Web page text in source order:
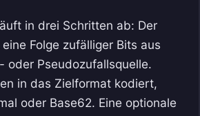
in drei Schritten ab: Der
Folge zufälliger Bits aus
oder Pseudozufallsquelle.
in das Zielformat kodiert,
oder Base62. Eine optionale